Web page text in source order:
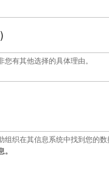
有其他选择的具体理由。
织在其信息系统中找到您的数